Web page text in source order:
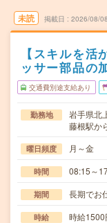
未読 掲載日 2026/08/08
【スキルを活
ッサー部品の
交通費別途支給あり
勤務地
岩手県北
藤根駅か
曜日頻度 月～金
時間 08:15～
期間 長期でお
時給 時給1500